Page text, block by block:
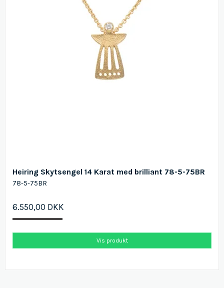
Heiring Skytsengel 14 Karat med brilliant 78-5-75BR
78-5-75BR
6.550,00 DKK
Vis produkt